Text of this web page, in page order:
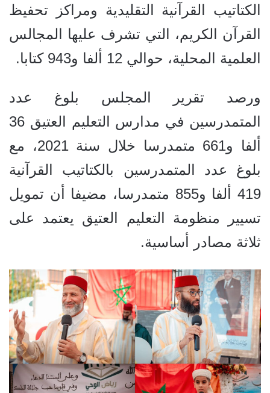
الكتاتيب القرآنية التقليدية ومراكز تحفيظ
القرآن الكريم، التي تشرف عليها المجالس
العلمية المحلية، حوالي 12 ألفا و943 كتابا.
ورصد تقرير المجلس بلوغ عدد
المتمدرسين في مدارس التعليم العتيق 36
ألفا و661 متمدرسا خلال سنة 2021، مع
بلوغ عدد المتمدرسين بالكتاتيب القرآنية
419 ألفا و855 متمدرسا، مضيفا أن تمويل
تسيير منظومة التعليم العتيق يعتمد على
ثلاثة مصادر أساسية.